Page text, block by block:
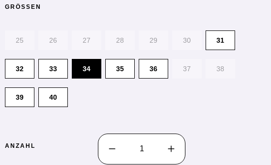
GRÖSSEN
25 26 27 28 29 30 31
32 33 34 35 36 37 38
39 40
ANZAHL
PRODUKT ANZAHL: GIB DEN GEWÜNSCHTEN